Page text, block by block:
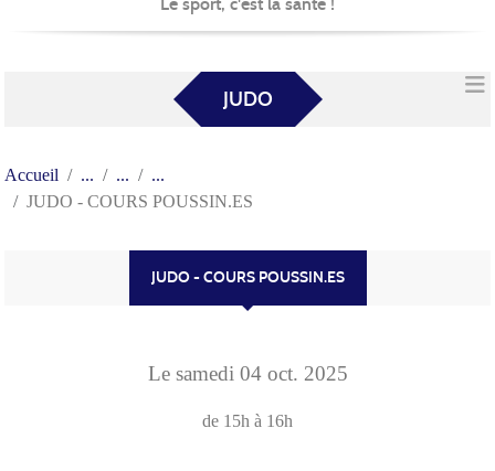
JUDO
Accueil
JUDO - COURS POUSSIN.ES
JUDO - COURS POUSSIN.ES
Le samedi 04 oct. 2025
de 15h à 16h